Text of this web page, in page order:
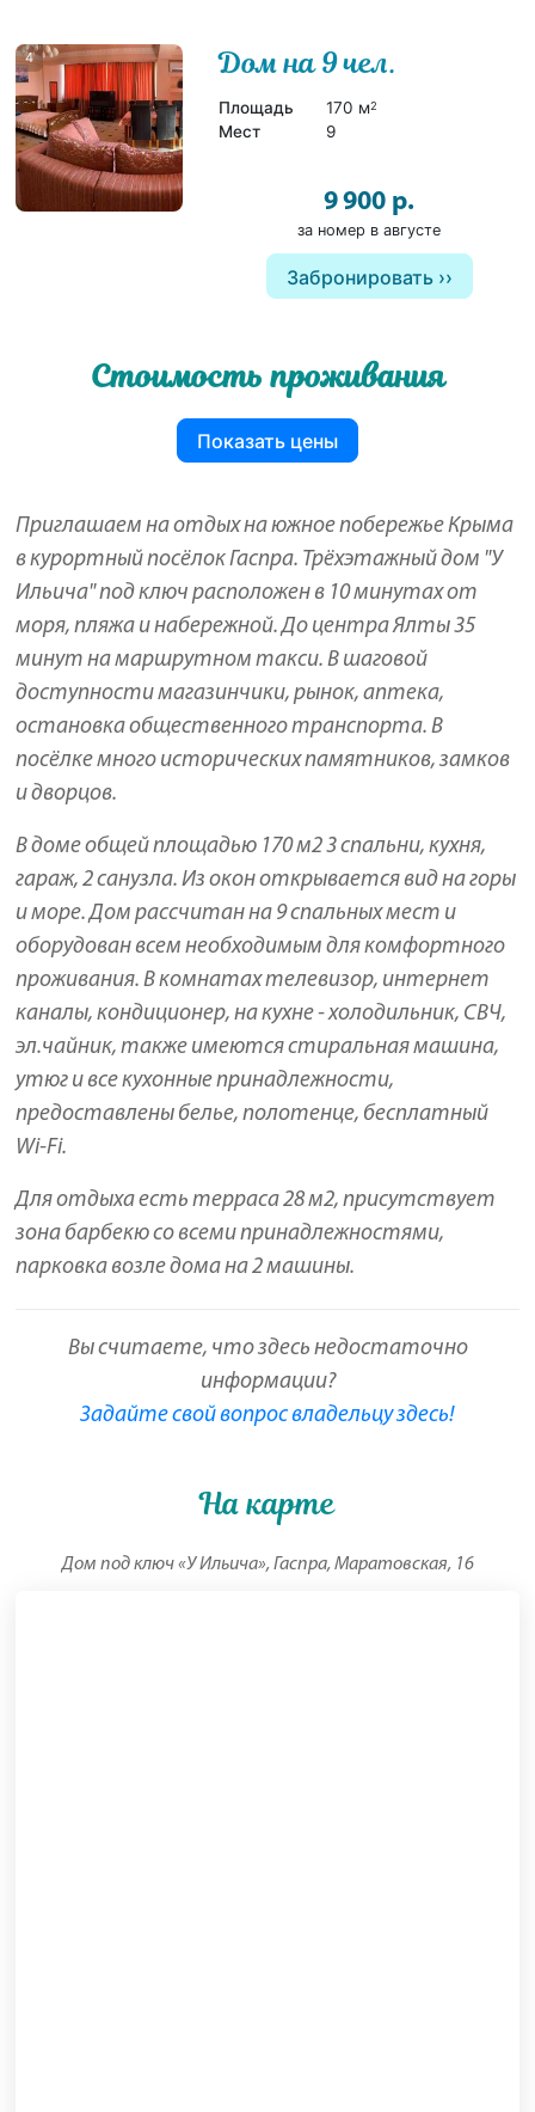
4 Дом на 9 чел.
Площадь 170 м2
Мест 9
9 900 р.
за номер в августе
Забронировать
Стоимость проживания
Показать цены
Приглашаем на отдых на южное побережье Крыма
в курортный посёлок Гаспра. Трёхэтажный дом "У
Ильича" под ключ расположен в 10 минутах от
моря, пляжа и набережной. До центра Ялты 35
минут на маршрутном такси. В шаговой
доступности магазинчики, рынок, аптека,
остановка общественного транспорта. В
посёлке много исторических памятников, замков
и дворцов.
В доме общей площадью 170 м2 3 спальни, кухня,
гараж, 2 санузла. Из окон открывается вид на горы
и море. Дом рассчитан на 9 спальных мест и
оборудован всем необходимым для комфортного
проживания. В комнатах телевизор, интернет
каналы, кондиционер, на кухне - холодильник, СВЧ,
эл.чайник, также имеются стиральная машина,
утюг и все кухонные принадлежности,
предоставлены белье, полотенце, бесплатный
Wi-Fi.
Для отдыха есть терраса 28 м2, присутствует
зона барбекю со всеми принадлежностями,
парковка возле дома на 2 машины.
Вы считаете, что здесь недостаточно
информации?
Задайте свой вопрос владельцу здесь!
На карте
Дом под ключ «У Ильича», Гаспра, Маратовская, 16